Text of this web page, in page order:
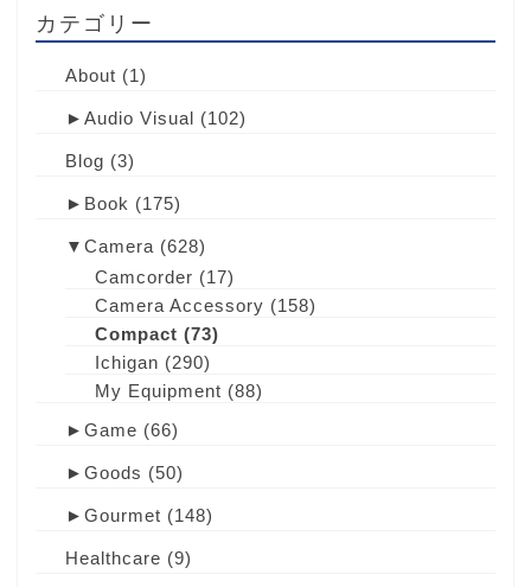
カテゴリー
About (1)
► Audio Visual (102)
Blog (3)
► Book (175)
▼ Camera (628)
Camcorder (17)
Camera Accessory (158)
Compact (73)
Ichigan (290)
My Equipment (88)
► Game (66)
► Goods (50)
► Gourmet (148)
Healthcare (9)